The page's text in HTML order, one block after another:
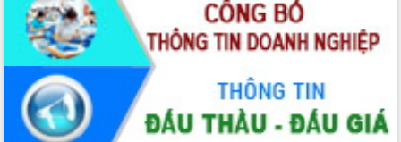
Tập huấn ứng dụng trí tuệ nhân tạo (AI)
trong thương mại điện tử năm 2026
Đoàn đại biểu Quốc hội tỉnh Đắk Lắk
trao đổi thông tin trước Kỳ họp thứ
nhất, Quốc hội khóa XVI
Quyết liệt cải cách hành chính, khơi
thông nguồn lực phát triển